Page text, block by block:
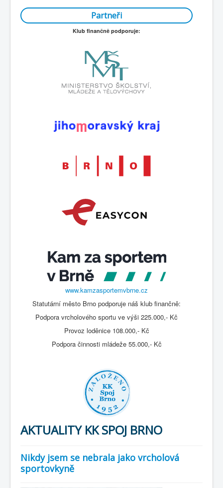
Partneři
Klub finančně podporuje:
www.kamzasportemvbrne.cz
Statutární město Brno podporuje náš klub finančně:
Podpora vrcholového sportu ve výši 225.000,- Kč
Provoz loděnice 108.000,- Kč
Podpora činnosti mládeže 55.000,- Kč
AKTUALITY KK SPOJ BRNO
Nikdy jsem se nebrala jako vrcholová
sportovkyně